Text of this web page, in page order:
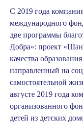
С 2019 года
международного
две программы
Добра»: проект
качества
направленный на
самостоятельной
августе 2019 года
организованного
детей из детских